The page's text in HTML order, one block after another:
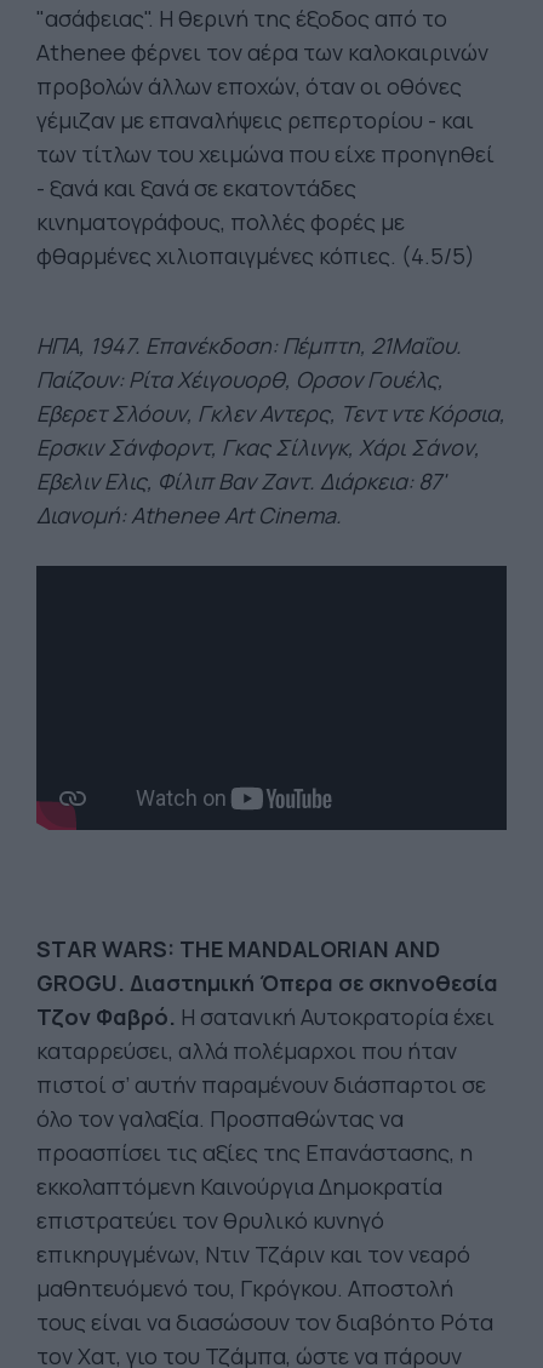
"ασάφειας". Η θερινή της έξοδος από το
Athenee φέρνει τον αέρα των καλοκαιρινών
προβολών άλλων εποχών, όταν οι οθόνες
γέμιζαν με επαναλήψεις ρεπερτορίου - και
των τίτλων του χειμώνα που είχε προηγηθεί
- ξανά και ξανά σε εκατοντάδες
κινηματογράφους, πολλές φορές με
φθαρμένες χιλιοπαιγμένες κόπιες. (4.5/5)
ΗΠΑ, 1947. Επανέκδοση: Πέμπτη, 21Μαΐου.
Παίζουν: Ρίτα Χέιγουορθ, Ορσον Γουέλς,
Εβερετ Σλόουν, Γκλεν Αντερς, Τεντ ντε Κόρσια,
Ερσκιν Σάνφορντ, Γκας Σίλινγκ, Χάρι Σάνον,
Εβελιν Ελις, Φίλιπ Βαν Ζαντ. Διάρκεια: 87'
Διανομή: Athenee Art Cinema.
STAR WARS: THE MANDALORIAN AND
GROGU. Διαστημική Όπερα σε σκηνοθεσία
Τζον Φαβρό. Η σατανική Αυτοκρατορία έχει
καταρρεύσει, αλλά πολέμαρχοι που ήταν
πιστοί σ’ αυτήν παραμένουν διάσπαρτοι σε
όλο τον γαλαξία. Προσπαθώντας να
προασπίσει τις αξίες της Επανάστασης, η
εκκολαπτόμενη Καινούργια Δημοκρατία
επιστρατεύει τον θρυλικό κυνηγό
επικηρυγμένων, Ντιν Τζάριν και τον νεαρό
μαθητευόμενό του, Γκρόγκου. Αποστολή
τους είναι να διασώσουν τον διαβόητο Ρότα
τον Χατ, γιο του Τζάμπα, ώστε να πάρουν